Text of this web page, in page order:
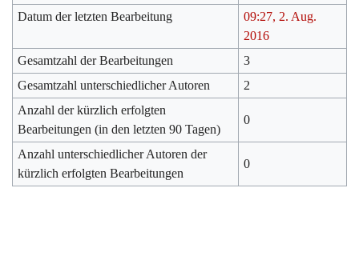
Datum der letzten Bearbeitung
09:27, 2. Aug.
2016
Gesamtzahl der Bearbeitungen
3
Gesamtzahl unterschiedlicher Autoren
2
Anzahl der kürzlich erfolgten
Bearbeitungen (in den letzten 90 Tagen)
0
Anzahl unterschiedlicher Autoren der
kürzlich erfolgten Bearbeitungen
0